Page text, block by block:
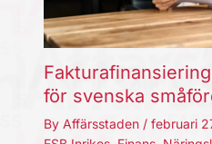
för svenska
By Affärsstaden / februari